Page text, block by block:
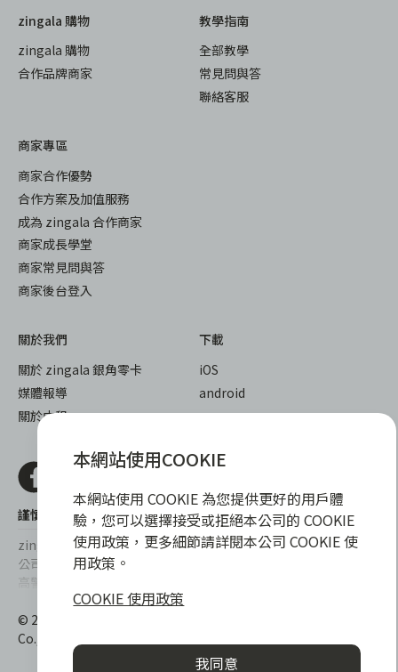
zingala 購物
zingala 購物
合作品牌商家
教學指南
全部教學
常見問與答
聯絡客服
商家專區
商家合作優勢
合作方案及加值服務
成為 zingala 合作商家
商家成長學堂
商家常見問與答
商家後台登入
關於我們
關於 zingala 銀角零卡
媒體報導
關於中租
下載
iOS
android
謹慎衡量自身財務狀況，理性理財最安心
zingala銀角零卡/仲信資融沒有代辦公司及代辦業務，也未與代辦
公司合作，更不會要求您提供實體銀行提款卡或實體信用卡，請提
高警覺，勿受騙上當！
提醒您，消費前請審慎評估財務狀況，理性理財最安心。總費用年
百分率區間為0%~15.9%，實際費用率，仍以各合作商家提供之商
品或服務為準，且每一案件實際之年百分率仍視其個別產品及分期
往來條件而有所不同，總費用年百分率不等於分期費用率。
© 2022 仲信資融股份有限公司 Chailease Consumer Finance
Co., Ltd. All Rights Reserved.
本網站使用COOKIE
本網站使用 COOKIE 為您提供更好的用戶體
驗，您可以選擇接受或拒絕本公司的 COOKIE
使用政策，更多細節請詳閱本公司 COOKIE 使
用政策。
COOKIE 使用政策
我同意